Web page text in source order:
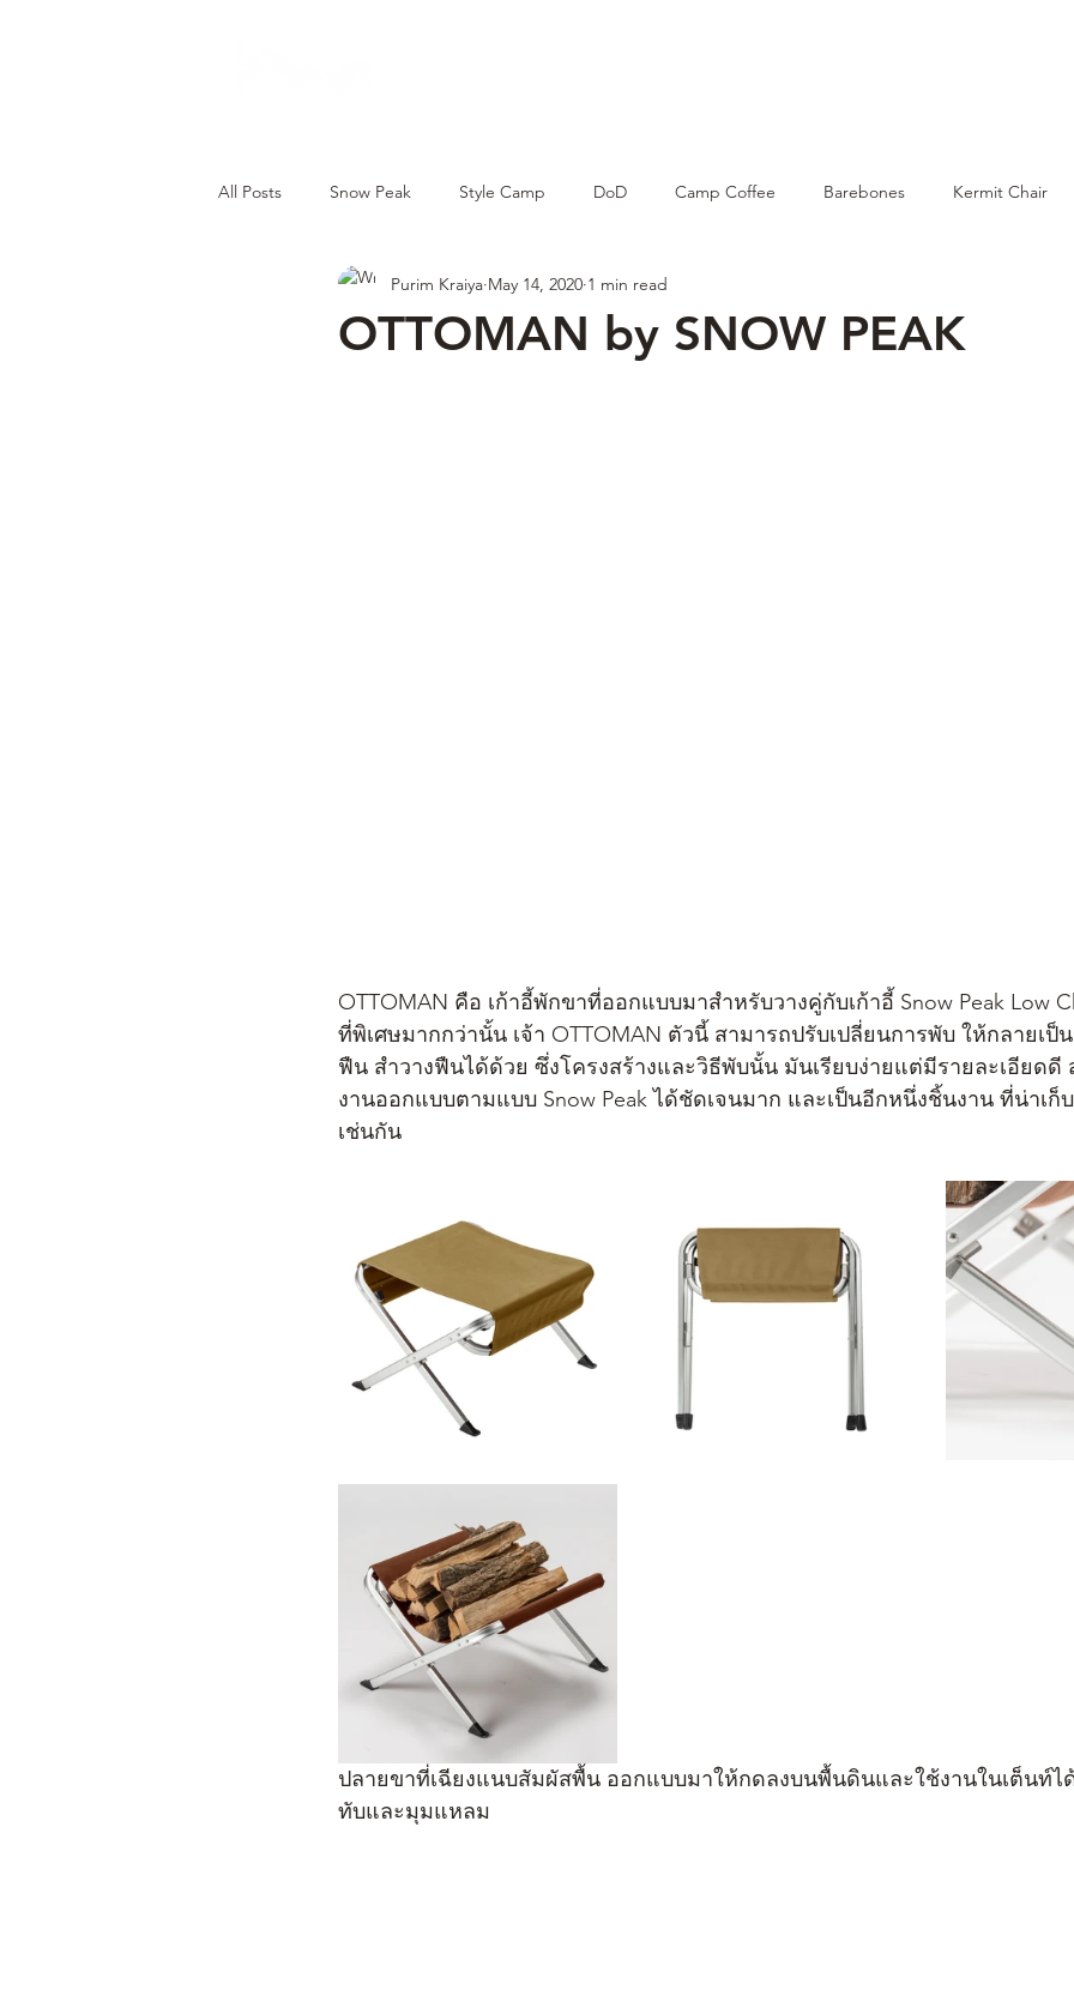
All Posts Snow Peak Style Camp DoD Camp Coffee Barebones Kermit Chair
TOKYO CRAFTS
OTTOMAN by SNOW PEAK
Purim Kraiya May 14, 2020 1 min read
OTTOMAN คือ เก้าอี้พักขาที่ออกแบบมาสำหรับวางคู่กับเก้าอี้ Snow Peak Low
ที่พิเศษมากกว่านั้น เจ้า OTTOMAN ตัวนี้ สามารถปรับเปลี่ยนการพับ ให้กลายเ
ฟืน สำวางฟืนได้ด้วย ซึ่งโครงสร้างและวิธีพับนั้น มันเรียบง่ายแต่มีรายละเอียด
งานออกแบบตามแบบ Snow Peak ได้ชัดเจนมาก และเป็นอีกหนึ่งชิ้นงาน ที่น่าเก็
เช่นกัน
ปลายขาที่เฉียงแนบสัมผัสพื้น ออกแบบมาให้กดลงบนพื้นดินและใช้งานในเต็นท์ไ
ทับและมุมแหลม